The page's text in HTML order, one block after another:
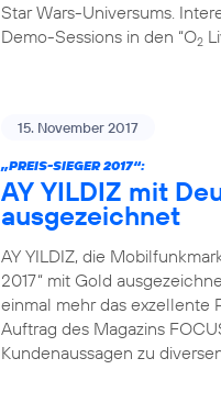
Star Wars-Universums.
Demo-Sessions in den “O2
15. November 2017
„PREIS-SIEGER 2017“:
AY YILDIZ mit
ausgezeichnet
AY YILDIZ, die
2017“ mit Gold
einmal mehr das exzellente
Auftrag des Magazins
Kundenaussagen zu